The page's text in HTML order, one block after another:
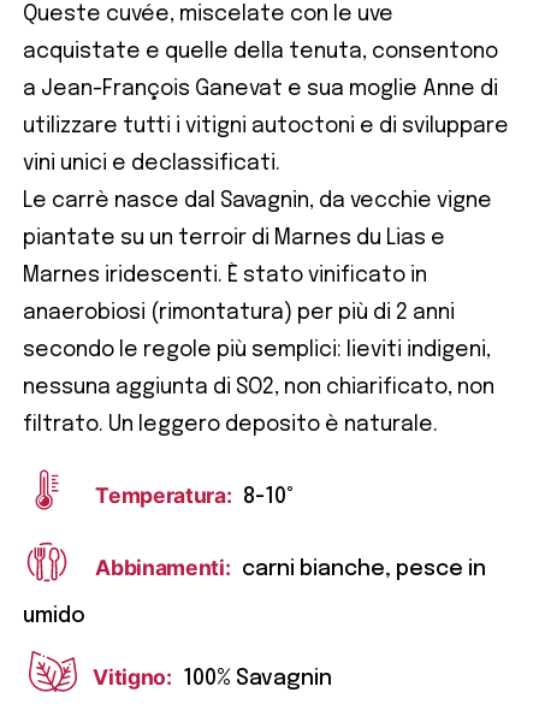
Queste cuvée, miscelate con le uve
acquistate e quelle della tenuta, consentono
a Jean-François Ganevat e sua moglie Anne di
utilizzare tutti i vitigni autoctoni e di sviluppare
vini unici e declassificati.
Le carrè nasce dal Savagnin, da vecchie vigne
piantate su un terroir di Marnes du Lias e
Marnes iridescenti. È stato vinificato in
anaerobiosi (rimontatura) per più di 2 anni
secondo le regole più semplici: lieviti indigeni,
nessuna aggiunta di SO2, non chiarificato, non
filtrato. Un leggero deposito è naturale.
Temperatura: 8-10°
Abbinamenti: carni bianche, pesce in
umido
Vitigno: 100% Savagnin